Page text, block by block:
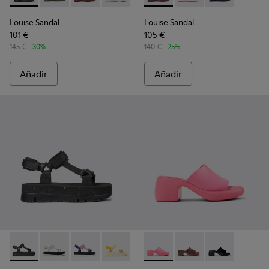
Louise Sandal
101 €
145 € -30%
Añadir
Louise Sandal
105 €
140 € -25%
Añadir
Oruga Up - K201037-024 - Sandalias de piel negras para
Oruga Up - K201037-036
Oruga Up - K201037-031
Oruga Up - K201037-027
Oruga Up - K201037-020
Thelma Sandal - K201722-
Thelma Sandal -
Thelma